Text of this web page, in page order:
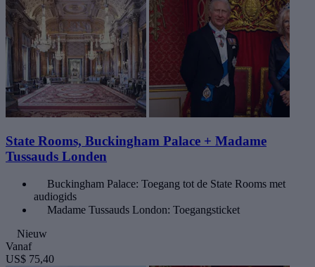
State Rooms, Buckingham Palace + Madame
Tussauds Londen
Buckingham Palace: Toegang tot de State Rooms met
audiogids
Madame Tussauds London: Toegangsticket
Nieuw
Vanaf
US$ 75,40